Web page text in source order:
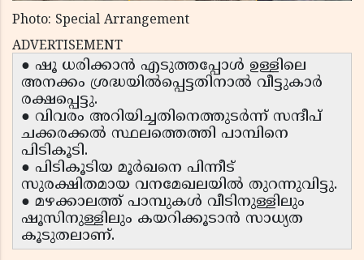
Photo: Special Arrangement
ADVERTISEMENT
● ഷൂ ധരിക്കാൻ എടുത്തപ്പോൾ ഉള്ളിലെ
അനക്കം ശ്രദ്ധയിൽപ്പെട്ടതിനാൽ വീട്ടുകാർ
രക്ഷപ്പെട്ടു.
● വിവരം അറിയിച്ചതിനെത്തുടർന്ന് സന്ദീപ്
ചക്കരക്കൽ സ്ഥലത്തെത്തി പാമ്പിനെ
പിടികൂടി.
● പിടികൂടിയ മൂർഖനെ പിന്നീട്
സുരക്ഷിതമായ വനമേഖലയിൽ തുറന്നുവിട്ടു.
● മഴക്കാലത്ത് പാമ്പുകൾ വീടിനുള്ളിലും
ഷൂസിനുള്ളിലും കയറിക്കൂടാൻ സാധ്യത
കൂടുതലാണ്.